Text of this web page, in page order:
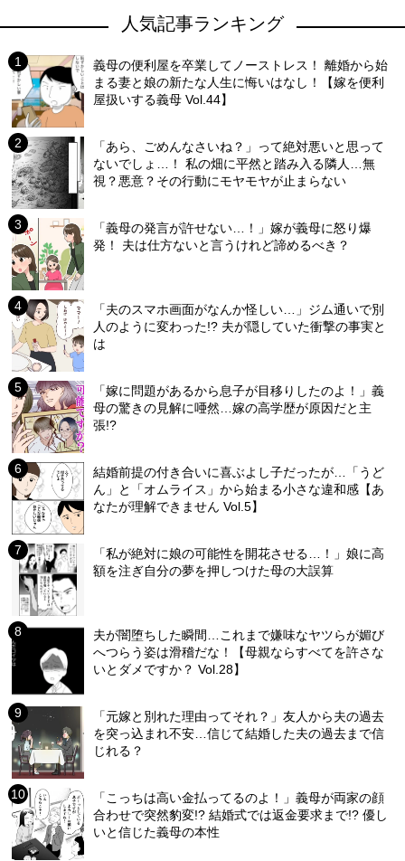
人気記事ランキング
義母の便利屋を卒業してノーストレス！ 離婚から始
まる妻と娘の新たな人生に悔いはなし！【嫁を便利
屋扱いする義母 Vol.44】
「あら、ごめんなさいね？」って絶対悪いと思って
ないでしょ…！ 私の畑に平然と踏み入る隣人…無
視？悪意？その行動にモヤモヤが止まらない
「義母の発言が許せない…！」嫁が義母に怒り爆
発！ 夫は仕方ないと言うけれど諦めるべき？
「夫のスマホ画面がなんか怪しい…」ジム通いで別
人のように変わった!? 夫が隠していた衝撃の事実と
は
「嫁に問題があるから息子が目移りしたのよ！」義
母の驚きの見解に唖然…嫁の高学歴が原因だと主
張!?
結婚前提の付き合いに喜ぶよし子だったが…「うど
ん」と「オムライス」から始まる小さな違和感【あ
なたが理解できません Vol.5】
「私が絶対に娘の可能性を開花させる…！」娘に高
額を注ぎ自分の夢を押しつけた母の大誤算
夫が闇堕ちした瞬間…これまで嫌味なヤツらが媚び
へつらう姿は滑稽だな！【母親ならすべてを許さな
いとダメですか？ Vol.28】
「元嫁と別れた理由ってそれ？」友人から夫の過去
を突っ込まれ不安…信じて結婚した夫の過去まで信
じれる？
「こっちは高い金払ってるのよ！」義母が両家の顔
合わせで突然豹変!? 結婚式では返金要求まで!? 優し
いと信じた義母の本性